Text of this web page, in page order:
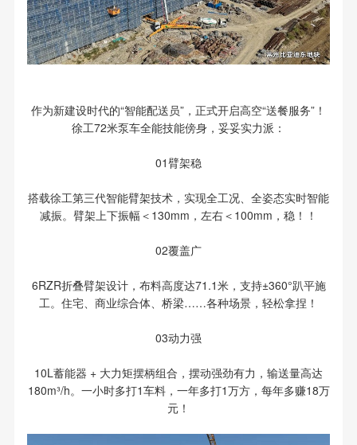
作为新建设时代的“智能配送员”，正式开启高空“送餐服务”！
徐工72米泵车全能技能傍身，妥妥实力派：
01臂架稳
搭载徐工第三代智能臂架技术，实现全工况、全姿态实时智能
减振。臂架上下振幅＜130mm，左右＜100mm，稳！！
02覆盖广
6RZR折叠臂架设计，布料高度达71.1米，支持±360°趴平施
工。住宅、商业综合体、桥梁……各种场景，轻松拿捏！
03动力强
10L蓄能器 + 大力矩摆柄组合，摆动强劲有力，输送量高达
180m³/h。一小时多打1车料，一年多打1万方，每年多赚18万
元！